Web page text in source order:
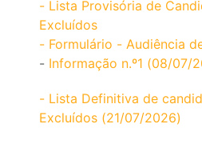
- Lista Provisória de
Excluídos
- Formulário - Audiência
- Informação n.º1 (08/07/
- Lista Definitiva de
Excluídos (21/07/2026)